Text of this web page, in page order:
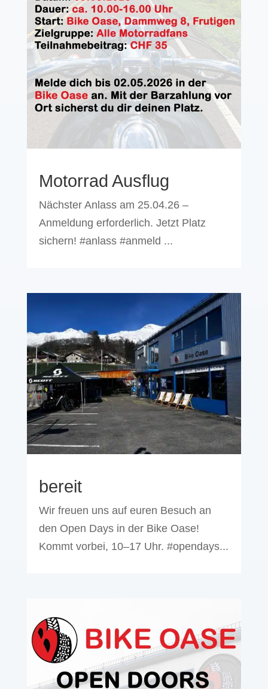
Motorrad Ausflug
Nächster Anlass am 25.04.26 –
Anmeldung erforderlich. Jetzt Platz
sichern! #anlass #anmeld ...
bereit
Wir freuen uns auf euren Besuch an
den Open Days in der Bike Oase!
Kommt vorbei, 10–17 Uhr. #opendays...